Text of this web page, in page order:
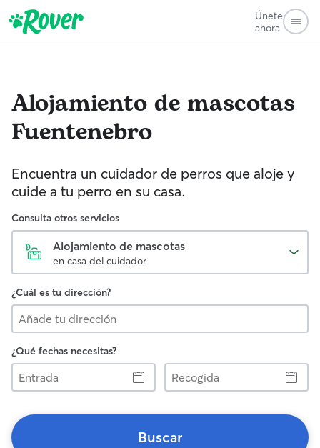
Únete
ahora
Alojamiento de mascotas
Fuentenebro
Encuentra un cuidador de perros que aloje y
cuide a tu perro en su casa.
Consulta otros servicios
Alojamiento de mascotas
en casa del cuidador
¿Cuál es tu dirección?
¿Qué fechas necesitas?
Entrada
Recogida
Buscar